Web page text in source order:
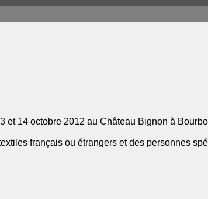
et 14 octobre 2012 au Château Bignon à
français ou étrangers et des personnes